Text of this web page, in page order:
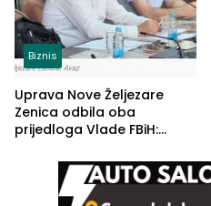
Biznis
Uprava Nove Željezare
Zenica odbila oba
prijedloga Vlade FBiH:
rješenje